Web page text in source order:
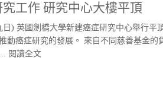
工作 研究中心大樓平頂
) 英國劍橋大學新建癌症研究中心舉行平
動癌症研究的發展。 來自不同慈善基金的
閱讀全文